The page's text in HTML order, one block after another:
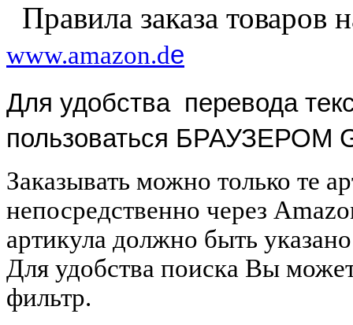
Правила заказа товаров
www.amazon.de
Для удобства перевода
пользоваться БРАУЗЕРОМ
Заказывать можно только те
непосредственно через
артикула должно быть
Для удобства поиска Вы
фильтр.